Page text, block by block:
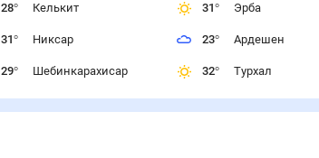
28° Келькит
31° Никсар
29° Шебинкарахисар
31° Эрба
23° Ардешен
32° Турхал